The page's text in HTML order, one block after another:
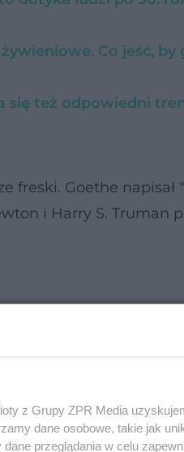
Co jeść, by
się też odpowiedni
freski. Goethe napisał
i Harry S. Truman
z Grupy ZPR Media
dane osobowe, takie jak
przeglądania w celu